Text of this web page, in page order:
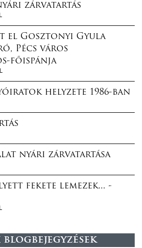
zárvatartás
el Gosztonyi Gyula
Pécs város
főispánja
helyzete 1986-ban
nyári zárvatartása
fekete lemezek... -